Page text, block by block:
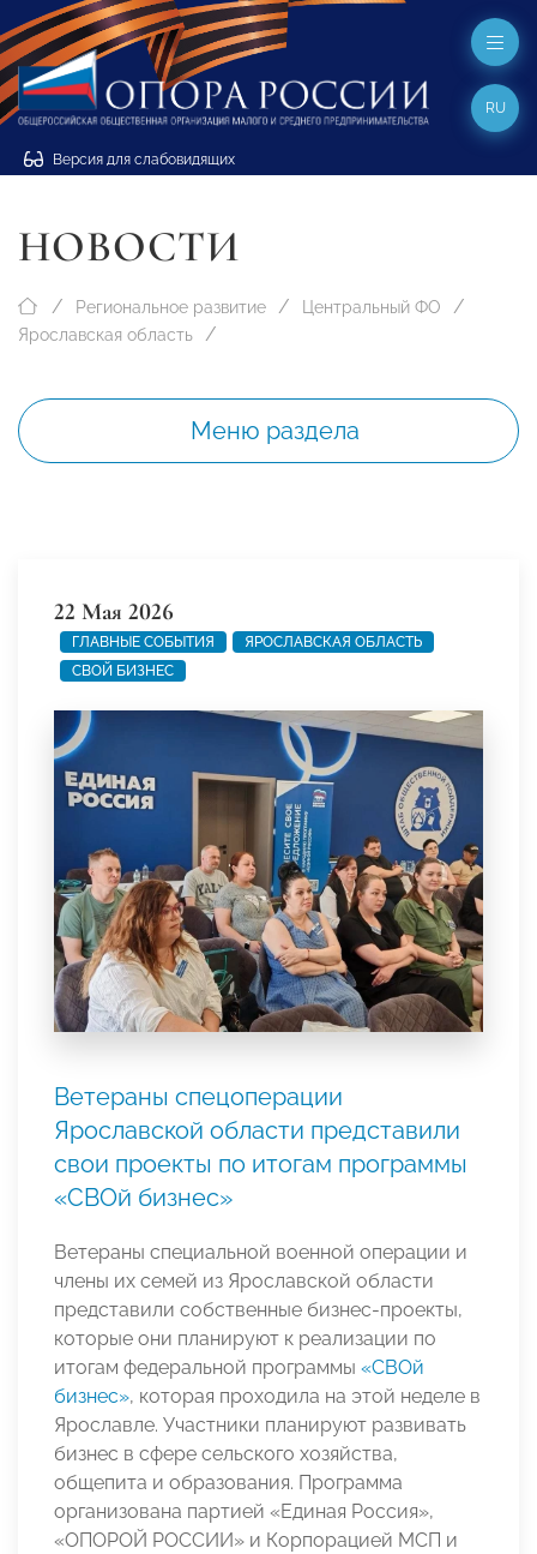
Версия для слабовидящих
RU
НОВОСТИ
Региональное развитие
Центральный ФО
Ярославская область
Меню раздела
22 Мая 2026
ГЛАВНЫЕ СОБЫТИЯ
ЯРОСЛАВСКАЯ ОБЛАСТЬ
СВОЙ БИЗНЕС
Ветераны спецоперации
Ярославской области представили
свои проекты по итогам программы
«СВОй бизнес»
Ветераны специальной военной операции и
члены их семей из Ярославской области
представили собственные бизнес-проекты,
которые они планируют к реализации по
итогам федеральной программы «СВОй
бизнес», которая проходила на этой неделе в
Ярославле. Участники планируют развивать
бизнес в сфере сельского хозяйства,
общепита и образования. Программа
организована партией «Единая Россия»,
«ОПОРОЙ РОССИИ» и Корпорацией МСП и